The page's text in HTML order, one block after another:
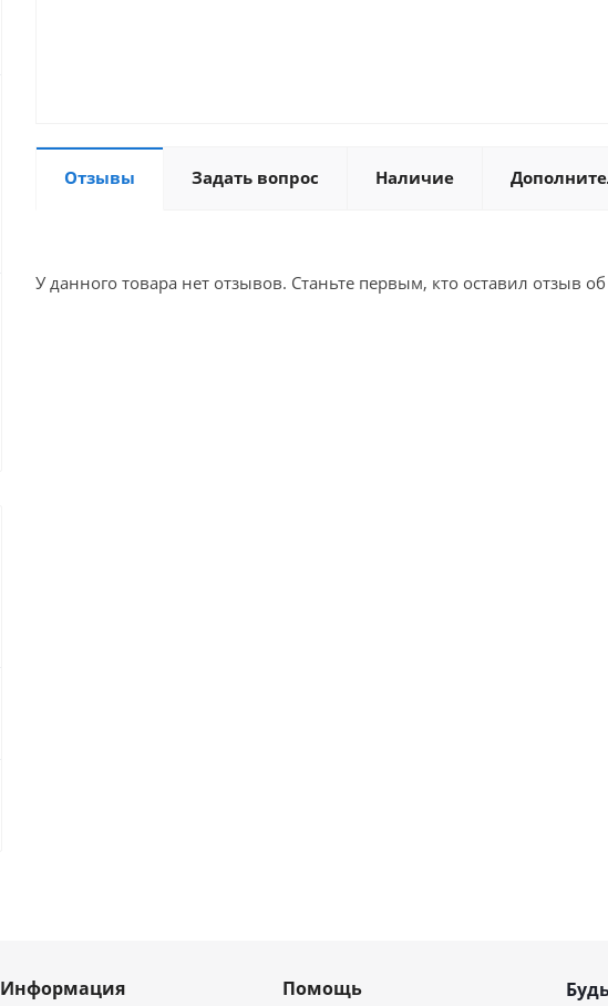
Отзывы Задать вопрос Наличие
У данного товара нет отзывов. Станьте первым, кто оставил отзыв
Информация Помощь